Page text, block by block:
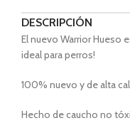
DESCRIPCIÓN
El nuevo Warrior Hueso
ideal para perros!
100% nuevo y de alta
Hecho de caucho no